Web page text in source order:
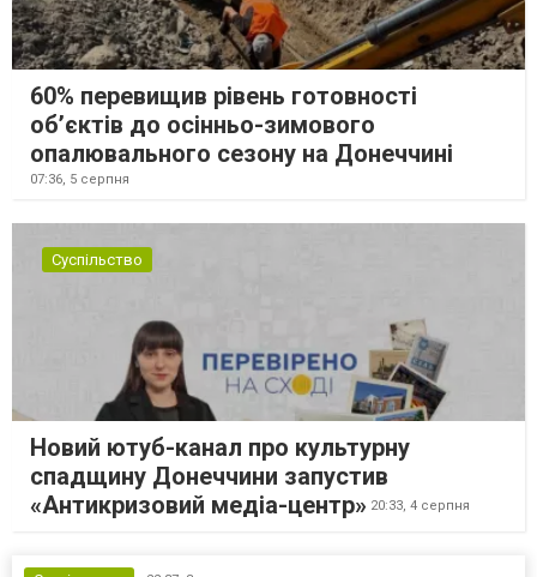
60% перевищив рівень готовності
об’єктів до осінньо-зимового
опалювального сезону на Донеччині
07:36, 5 серпня
Суспільство
Новий ютуб-канал про культурну
спадщину Донеччини запустив
«Антикризовий медіа-центр» 20:33, 4 серпня